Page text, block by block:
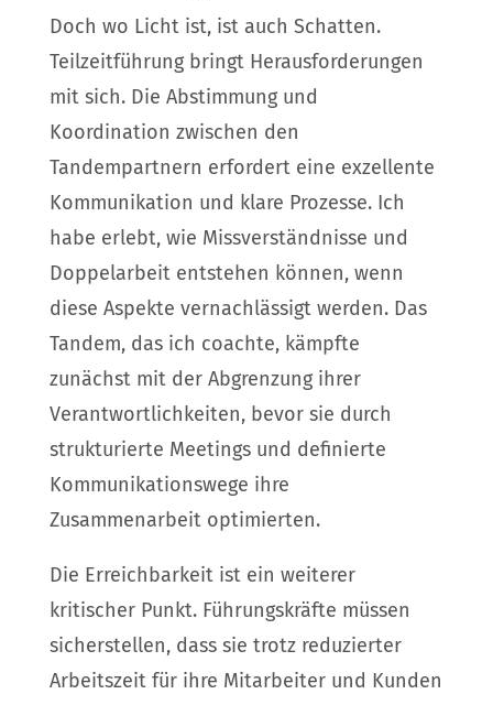
Doch wo Licht ist, ist auch Schatten.
Teilzeitführung bringt Herausforderungen
mit sich. Die Abstimmung und
Koordination zwischen den
Tandempartnern erfordert eine exzellente
Kommunikation und klare Prozesse. Ich
habe erlebt, wie Missverständnisse und
Doppelarbeit entstehen können, wenn
diese Aspekte vernachlässigt werden. Das
Tandem, das ich coachte, kämpfte
zunächst mit der Abgrenzung ihrer
Verantwortlichkeiten, bevor sie durch
strukturierte Meetings und definierte
Kommunikationswege ihre
Zusammenarbeit optimierten.
Die Erreichbarkeit ist ein weiterer
kritischer Punkt. Führungskräfte müssen
sicherstellen, dass sie trotz reduzierter
Arbeitszeit für ihre Mitarbeiter und Kunden